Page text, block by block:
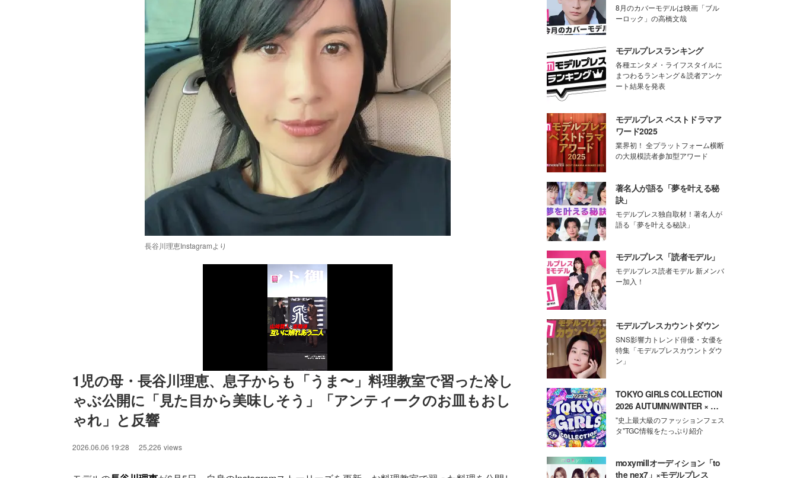
長谷川理恵Instagramより
1児の母・長谷川理恵、息子からも「うま〜」料理教室で習った冷し
ゃぶ公開に「見た目から美味しそう」「アンティークのお皿もおし
ゃれ」と反響
2026.06.06 19:28 25,226 views
8月のカバーモデルは映画「ブル
ーロック」の高橋文哉
モデルプレスランキング
各種エンタメ・ライフスタイルに
まつわるランキング＆読者アンケ
ート結果を発表
モデルプレス ベストドラマア
ワード2025
業界初！ 全プラットフォーム横断
の大規模読者参加型アワード
著名人が語る「夢を叶える秘
訣」
モデルプレス独自取材！著名人が
語る「夢を叶える秘訣」
モデルプレス「読者モデル」
モデルプレス読者モデル 新メンバ
ー加入！
モデルプレスカウントダウン
SNS影響力トレンド俳優・女優を
特集「モデルプレスカウントダウ
ン」
TOKYO GIRLS COLLECTION
2026 AUTUMN/WINTER × モ
デルプレス
"史上最大級のファッションフェス
タ"TGC情報をたっぷり紹介
moxymillオーディション「to
the nex7」×モデルプレス